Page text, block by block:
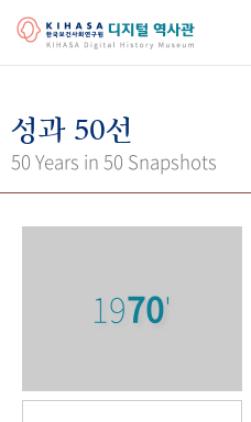
걸어온 길 기관 변천사
키워드로 보는 연
사진 아카이브 문서 기록물
성과 50선
50 Years in 50 Snapshots
1970'